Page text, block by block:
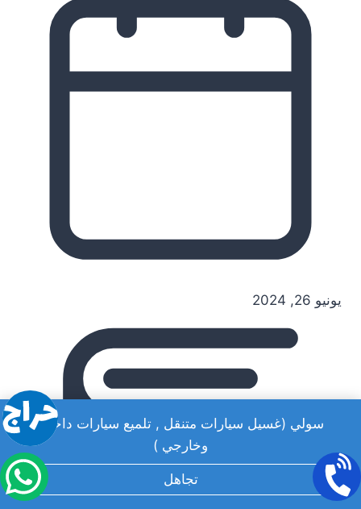
سولي (غسيل سيارات متنقل , تلميع سيارات داخلي
وخارجي )
تجاهل
يونيو 26, 2024